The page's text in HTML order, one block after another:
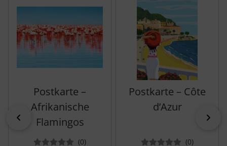
zurück
Postkarte –
Afrikanische
Flamingos
(0Bewertungen
)
Postkarte – Côte
d’Azur
(0)